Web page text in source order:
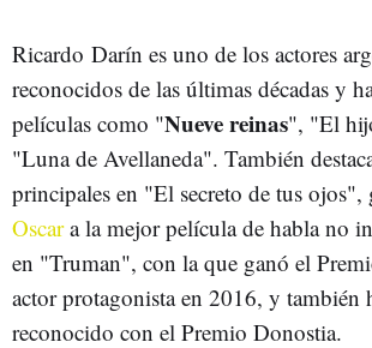
Ricardo Darín es uno de los actores
reconocidos de las últimas décadas y
películas como "Nueve reinas", "El
"Luna de Avellaneda". También
principales en "El secreto de tus ojos",
Oscara la mejor película de habla no
en "Truman", con la que ganó el
actor protagonista en 2016, y también
reconocido con el Premio Donostia.